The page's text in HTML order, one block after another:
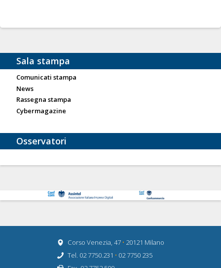
Sala stampa
Comunicati stampa
News
Rassegna stampa
Cybermagazine
Osservatori
Corso Venezia, 47 • 20121 Milano
Tel. 02 7750.231 • 02 7750 235